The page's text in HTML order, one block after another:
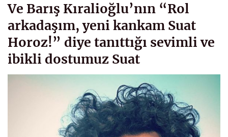
Ve Barış Kıralioğlu’nın “Rol
arkadaşım, yeni kankam Suat
Horoz!” diye tanıttığı sevimli ve
ibikli dostumuz Suat